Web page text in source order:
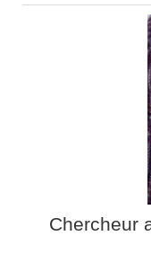
Chercheur